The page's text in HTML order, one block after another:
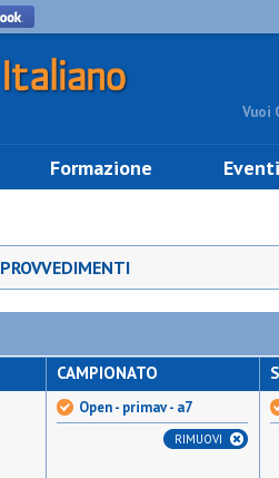
Vuoi
Formazione Eventi
PROVVEDIMENTI
CAMPIONATO
Open - primav - a7
RIMUOVI